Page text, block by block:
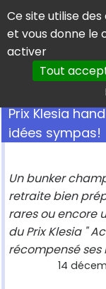
Panneau de
Ce site utilise des
et vous donne le
activer
Tout
Prix Klesia
idées sympas!
Un bunker
retraite bien
rares ou encore
du Prix Klesia "
récompensé ses
14